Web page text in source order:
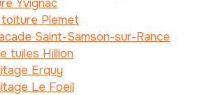
Yvignac
Plemet
Saint-Samson-sur-Rance
tuiles Hillion
Erquy
Le Foeil